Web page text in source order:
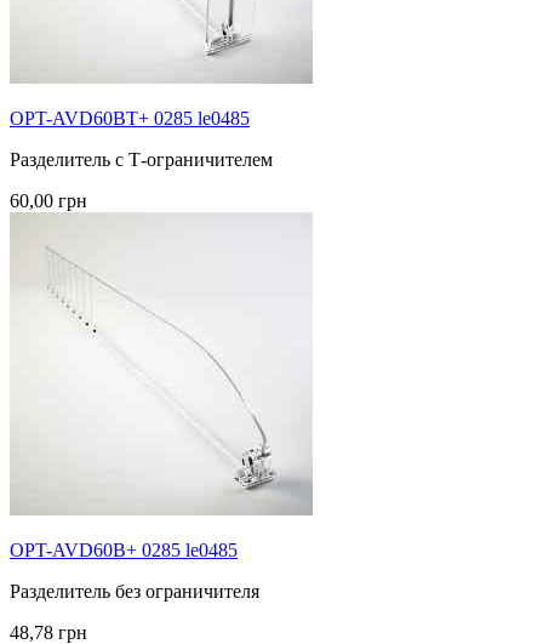
OPT-AVD60BT+ 0285 le0485
Разделитель с Т-ограничителем
60,00 грн
OPT-AVD60B+ 0285 le0485
Разделитель без ограничителя
48,78 грн